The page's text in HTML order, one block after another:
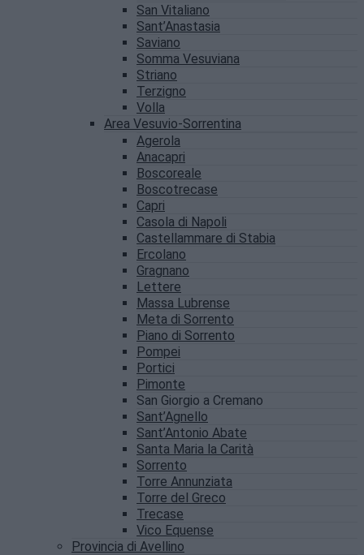
San Vitaliano
Sant’Anastasia
Saviano
Somma Vesuviana
Striano
Terzigno
Volla
Area Vesuvio-Sorrentina
Agerola
Anacapri
Boscoreale
Boscotrecase
Capri
Casola di Napoli
Castellammare di Stabia
Ercolano
Gragnano
Lettere
Massa Lubrense
Meta di Sorrento
Piano di Sorrento
Pompei
Portici
Pimonte
San Giorgio a Cremano
Sant’Agnello
Sant’Antonio Abate
Santa Maria la Carità
Sorrento
Torre Annunziata
Torre del Greco
Trecase
Vico Equense
Provincia di Avellino